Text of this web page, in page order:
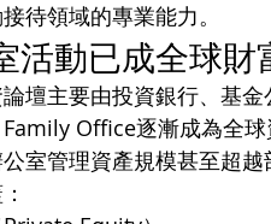
待領域的專業能力。
活動已成全球
壇主要由投資銀行、基
Office逐漸成為全
室管理資產規模甚至超